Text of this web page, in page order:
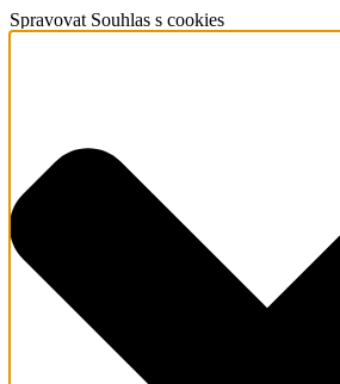
Spravovat Souhlas s cookies